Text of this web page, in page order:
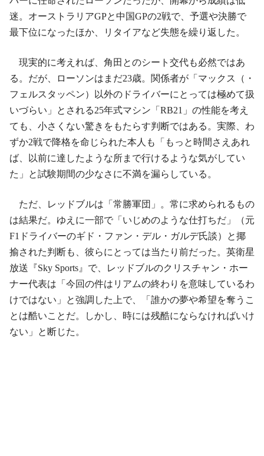
迷。オーストラリアGPと中国GPの2戦で、予選や決勝で
最下位になったほか、リタイアなど失態を繰り返した。
現実的に考えれば、角田とのシート交代も必然ではあ
る。だが、ローソンはまだ23歳。関係者が「マックス（・
フェルスタッペン）以外のドライバーにとっては極めて扱
いづらい」とされる25年式マシン「RB21」の性能を考え
ても、小さくない驚きをもたらす判断ではある。実際、わ
ずか2戦で降格を命じられた本人も「もっと時間さえあれ
ば、以前に達したような所まで行けるような気がしてい
た」と試験期間の少なさに不満を漏らしている。
ただ、レッドブルは「常勝軍団」。常に求められるもの
は結果だ。ゆえに一部で「いじめのような仕打ちだ」（元
F1ドライバーのギド・ファン・デル・ガルデ氏談）と揶
揄された判断も、彼らにとっては当たり前だった。英衛星
放送『Sky Sports』で、レッドブルのクリスチャン・ホー
ナー代表は「今回の件はリアムの終わりを意味しているわ
けではない」と強調した上で、「誰かの夢や希望を奪うこ
とは酷いことだ。しかし、時には残酷にならなければいけ
ない」と断じた。